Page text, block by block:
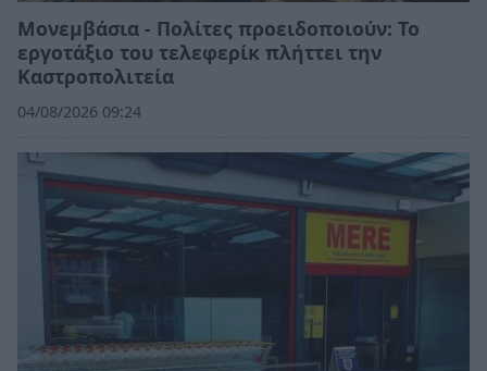
Μονεμβάσια - Πολίτες προειδοποιούν: Το
εργοτάξιο του τελεφερίκ πλήττει την
Καστροπολιτεία
04/08/2026 09:24